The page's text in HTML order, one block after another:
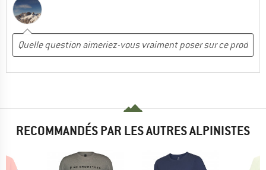
RECOMMANDÉS PAR LES AUTRES ALPINISTES